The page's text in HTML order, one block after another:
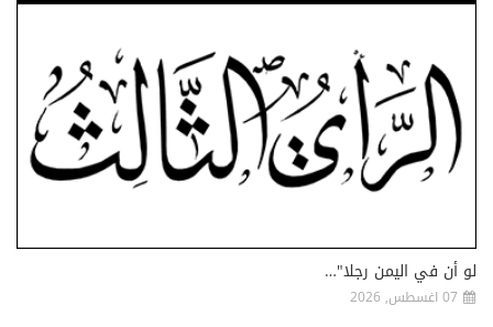
لو أن في اليمن رجلا"…
07 اغسطس, 2026